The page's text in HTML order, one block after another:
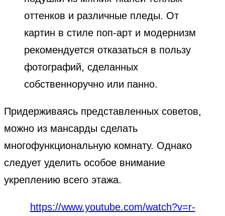
оттенков и различные пледы. От
картин в стиле поп-арт и модернизм
рекомендуется отказаться в пользу
фотографий, сделанных
собственноручно или панно.
Придерживаясь представленных советов,
можно из мансарды сделать
многофункциональную комнату. Однако
следует уделить особое внимание
укреплению всего этажа.
https://www.youtube.com/watch?v=r-